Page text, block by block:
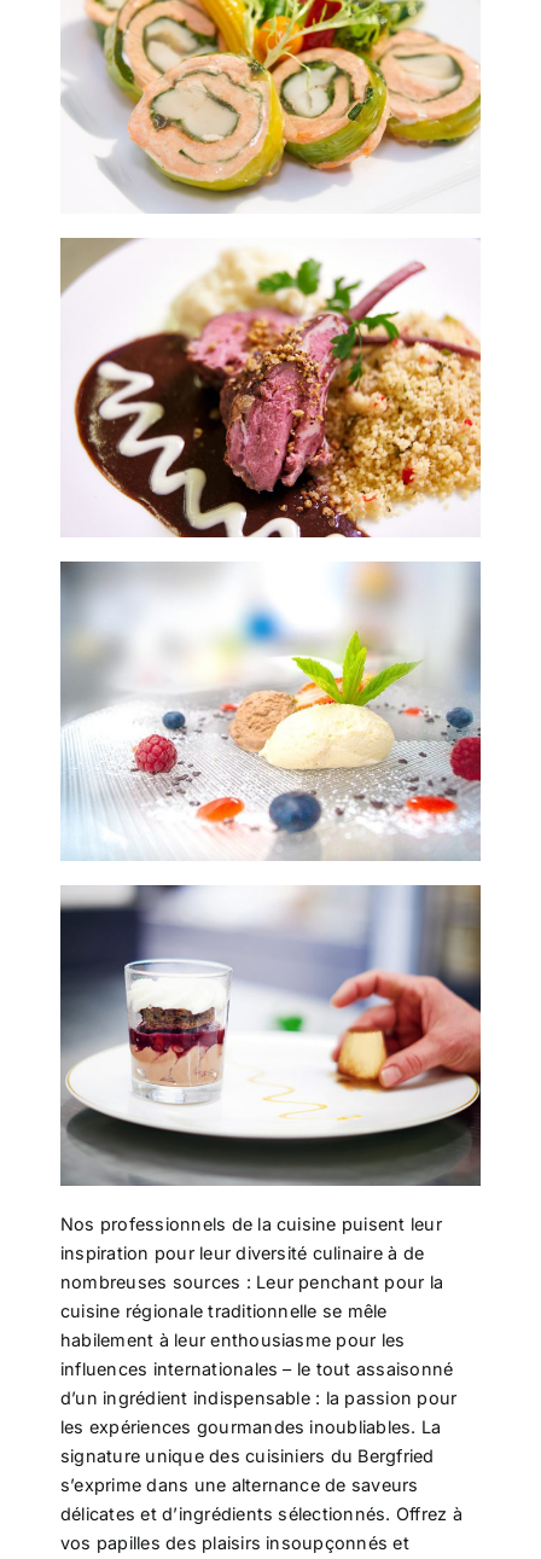
Nos professionnels de la cuisine puisent leur
inspiration pour leur diversité culinaire à de
nombreuses sources : Leur penchant pour la
cuisine régionale traditionnelle se mêle
habilement à leur enthousiasme pour les
influences internationales – le tout assaisonné
d’un ingrédient indispensable : la passion pour
les expériences gourmandes inoubliables. La
signature unique des cuisiniers du Bergfried
s’exprime dans une alternance de saveurs
délicates et d’ingrédients sélectionnés. Offrez à
vos papilles des plaisirs insoupçonnés et